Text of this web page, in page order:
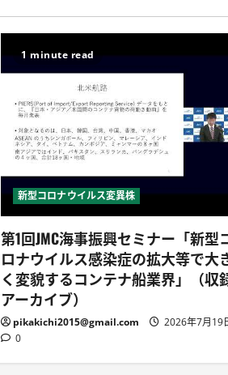
1 minute read
新型コロナウイルス変異株
第1回JMC海事振興セミナー「新型
ロナウイルス感染症の拡大等で大
く変貌するコンテナ船業界」（収
アーカイブ）
pikakichi2015@gmail.com
2026年7月19
0